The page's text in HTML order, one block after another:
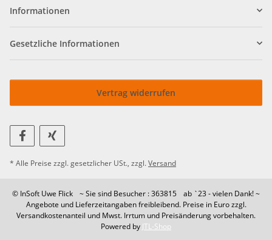
Informationen
Gesetzliche Informationen
Vertrag widerrufen
* Alle Preise zzgl. gesetzlicher USt., zzgl.Versand
© InSoft Uwe Flick ~ Sie sind Besucher : 363815
ab `23 - vielen Dank! ~
Angebote und Lieferzeitangaben freibleibend. Preise in Euro zzgl.
Versandkostenanteil und Mwst. Irrtum und Preisänderung vorbehalten.
Powered by JTL-Shop